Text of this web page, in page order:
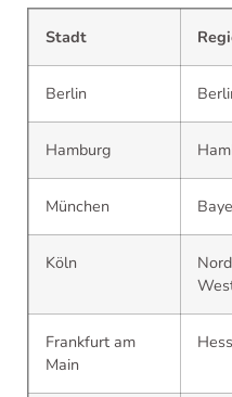
Stadt
Berlin
Hamburg
München
Köln
Frankfurt am
Main